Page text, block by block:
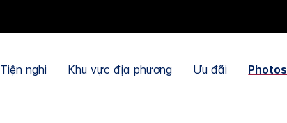
Tiện nghi Khu vực địa phương Ưu đãi Photos